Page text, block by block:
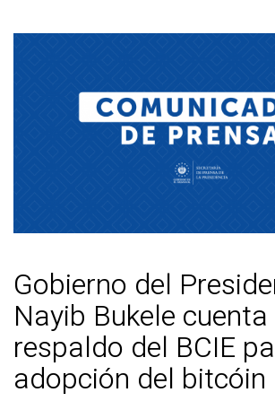
Gobierno del
Nayib Bukele
respaldo del BCIE
adopción del bitcóin